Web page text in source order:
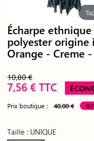
Écharpe ethnique
polyester origine
Orange - Creme
10,80 €
7,56 € TTC
Prix boutique : 40,00 € -
Taille : UNIQUE